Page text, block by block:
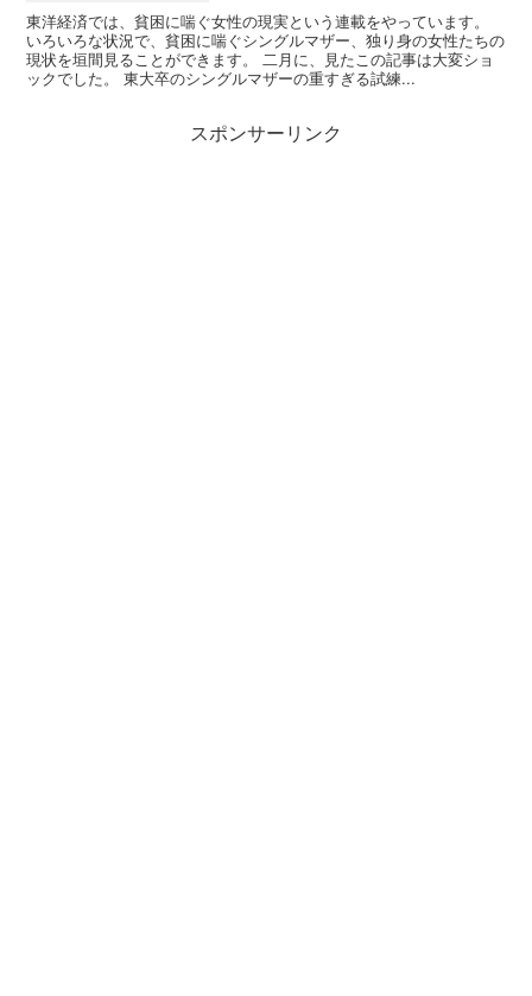
東洋経済では、貧困に喘ぐ女性の現実という連載をやっています。
いろいろな状況で、貧困に喘ぐシングルマザー、独り身の女性たちの
現状を垣間見ることができます。 二月に、見たこの記事は大変ショ
ックでした。 東大卒のシングルマザーの重すぎる試練...
スポンサーリンク